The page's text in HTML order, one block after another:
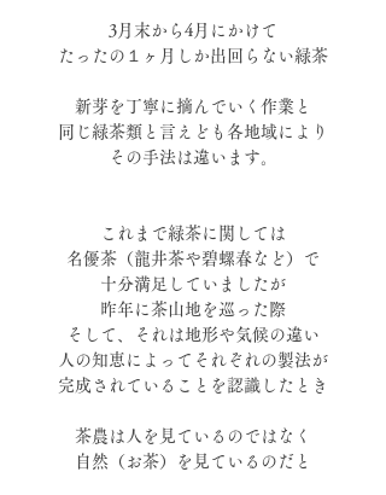
3月末から4月にかけて
たったの１ヶ月しか出回らない緑茶
新芽を丁寧に摘んでいく作業と
同じ緑茶類と言えども各地域により
その手法は違います。
これまで緑茶に関しては
名優茶（龍井茶や碧螺春など）で
十分満足していましたが
昨年に茶山地を巡った際
そして、それは地形や気候の違い
人の知恵によってそれぞれの製法が
完成されていることを認識したとき
茶農は人を見ているのではなく
自然（お茶）を見ているのだと